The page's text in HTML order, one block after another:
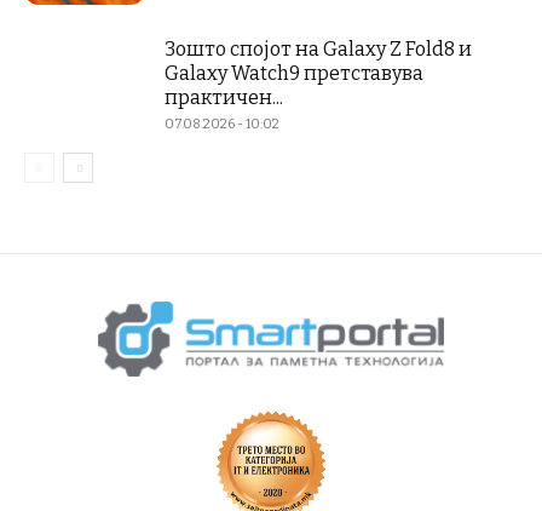
Зошто спојот на Galaxy Z Fold8 и
Galaxy Watch9 претставува
практичен...
07.08.2026 - 10:02